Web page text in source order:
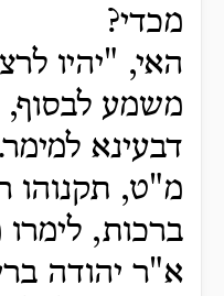
מכדי?
האי, "יהיו
משמע
דבעינא למימר.
מ"ט, תקנוהו
ברכות,
א"ר יהודה